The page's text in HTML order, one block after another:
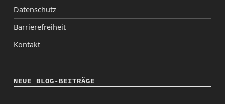
Datenschutz
Barrierefreiheit
Kontakt
NEUE BLOG-BEITRÄGE